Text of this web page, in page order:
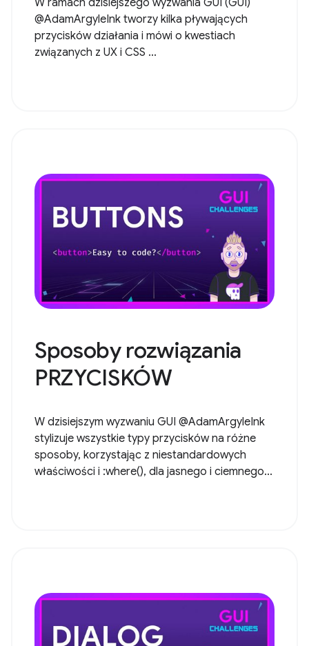
W ramach dzisiejszego wyzwania GUI (GUI)
@AdamArgyleInk tworzy kilka pływających
przycisków działania i mówi o kwestiach
związanych z UX i CSS ...
Sposoby rozwiązania
PRZYCISKÓW
W dzisiejszym wyzwaniu GUI @AdamArgyleInk
stylizuje wszystkie typy przycisków na różne
sposoby, korzystając z niestandardowych
właściwości i :where(), dla jasnego i ciemnego...